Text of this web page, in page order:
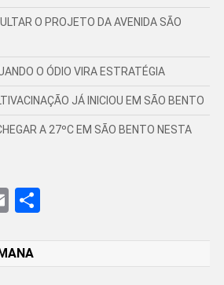
O PROJETO DA AVENIDA SÃO
O ÓDIO VIRA ESTRATÉGIA
JÁ INICIOU EM SÃO BENTO
A 27ºC EM SÃO BENTO NESTA
EmailShare